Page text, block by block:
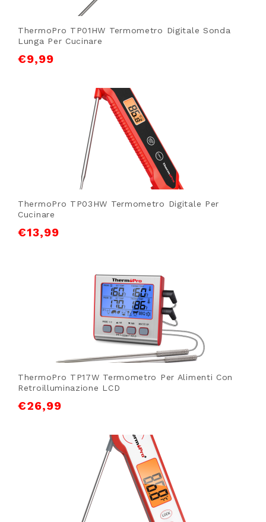
ThermoPro TP01HW Termometro Digitale Sonda
Lunga Per Cucinare
€9,99
ThermoPro TP03HW Termometro Digitale Per
Cucinare
€13,99
ThermoPro TP17W Termometro Per Alimenti Con
Retroilluminazione LCD
€26,99